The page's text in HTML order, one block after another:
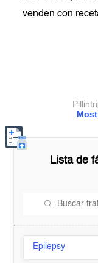
venden con
Lista de
Epilepsy